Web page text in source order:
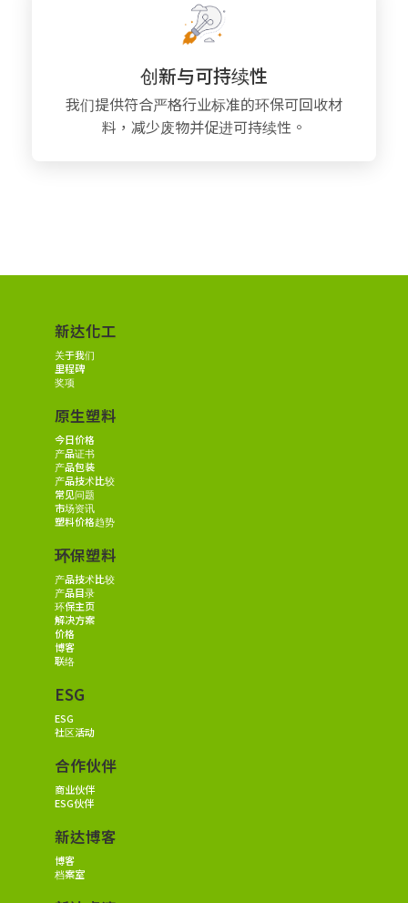
创新与可持续性
我们提供符合严格行业标准的环保可回收材
料，减少废物并促进可持续性。
新达化工
关于我们
里程碑
奖项
原生塑料
今日价格
产品证书
产品包装
产品技术比较
常见问题
市场资讯
塑料价格趋势
环保塑料
产品技术比较
产品目录
环保主页
解决方案
价格
博客
联络
ESG
ESG
社区活动
合作伙伴
商业伙伴
ESG伙伴
新达博客
博客
档案室